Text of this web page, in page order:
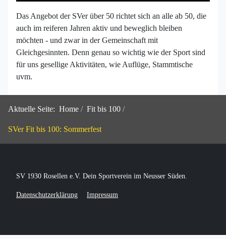
Das Angebot der SVer über 50 richtet sich an alle ab 50, die
auch im reiferen Jahren aktiv und beweglich bleiben
möchten - und zwar in der Gemeinschaft mit
Gleichgesinnten. Denn genau so wichtig wie der Sport sind
für uns gesellige Aktivitäten, wie Auflüge, Stammtische
uvm.
Aktuelle Seite: Home Fit bis 100
SVer Fit bis 100: Sommerfest
SV 1930 Rosellen e.V. Dein Sportverein im Neusser Süden.
Datenschutzerklärung Impressum